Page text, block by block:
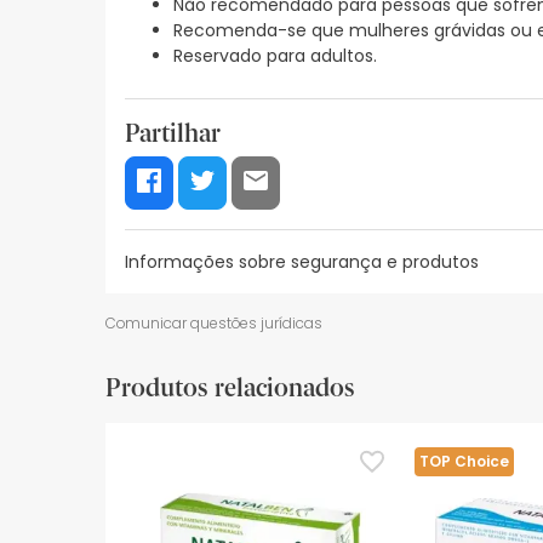
Não recomendado para pessoas que
Recomenda-se que mulheres grávidas
Reservado para adultos.
Partilhar
Informações sobre segurança e produtos
Recursos de segurança visual
De momento, não dispomos de imagens de
sobre segurança, não hesites em contactar-
Comunicar questões jurídicas
Produtos relacionados
TOP Choice